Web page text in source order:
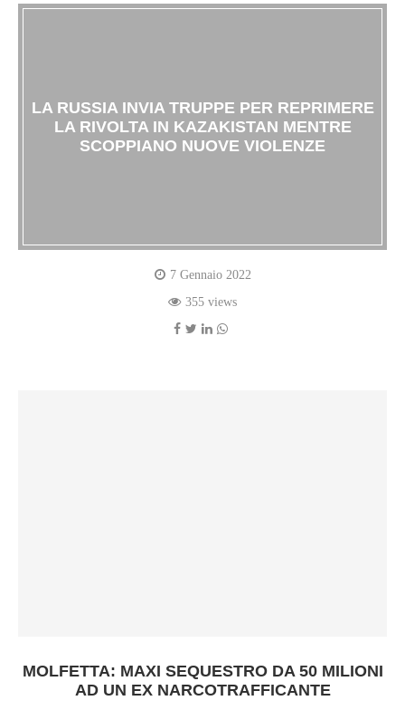
LA RUSSIA INVIA TRUPPE PER REPRIMERE
LA RIVOLTA IN KAZAKISTAN MENTRE
SCOPPIANO NUOVE VIOLENZE
7 Gennaio 2022
355 views
MOLFETTA: MAXI SEQUESTRO DA 50 MILIONI
AD UN EX NARCOTRAFFICANTE